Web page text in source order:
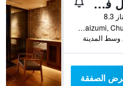
1-22-14, Imaizumi, Chuo-ku, فوكوكا, اليابان
الصفقة